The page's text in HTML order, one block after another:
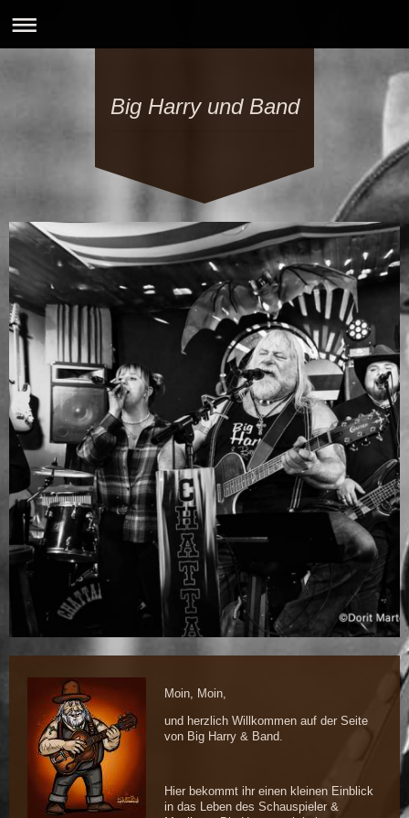
Big Harry und Band
Moin, Moin,
und herzlich Willkommen auf der Seite
von Big Harry & Band.
Hier bekommt ihr einen kleinen Einblick
in das Leben des Schauspieler &